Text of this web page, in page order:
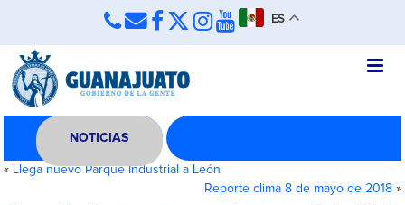
ES
NOTICIAS
« Llega nuevo Parque Industrial a León
Reporte clima 8 de mayo de 2018»